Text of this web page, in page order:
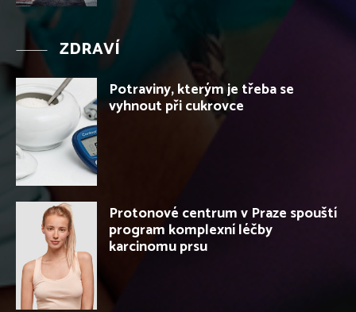
ZDRAVÍ
Potraviny, kterým je třeba se
vyhnout při cukrovce
Protonové centrum v Praze spouští
program komplexní léčby
karcinomu prsu